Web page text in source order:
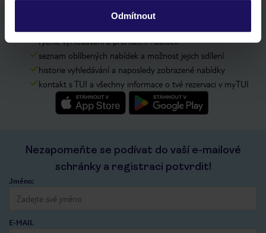
Odmítnout
rychlé vyhledávání a prohlížení nabídek
seznam oblíbených nabídek a možnost jejich sdílení
historie vyhledávání a naposledy zobrazené nabídky
kontakt s TUI a všechny informace o tvé rezervaci v myTUI
Nezapomeňte se podívat do vaší e-mailové
schránky a registraci potvrdit!
Jméno:
E-MAIL